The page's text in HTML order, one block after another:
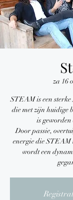
za 16
STEAM is een
die met zijn huidige
is
Door passie,
energie die
wordt een